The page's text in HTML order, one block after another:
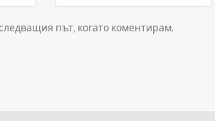
път, когато коментирам.